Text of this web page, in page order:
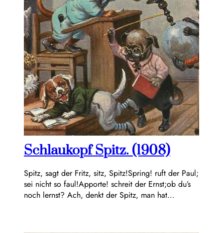
Schlaukopf Spitz. (1908)
Spitz, sagt der Fritz, sitz, Spitz!Spring! ruft der Paul;
sei nicht so faul!Apporte! schreit der Ernst;ob du’s
noch lernst? Ach, denkt der Spitz, man hat…